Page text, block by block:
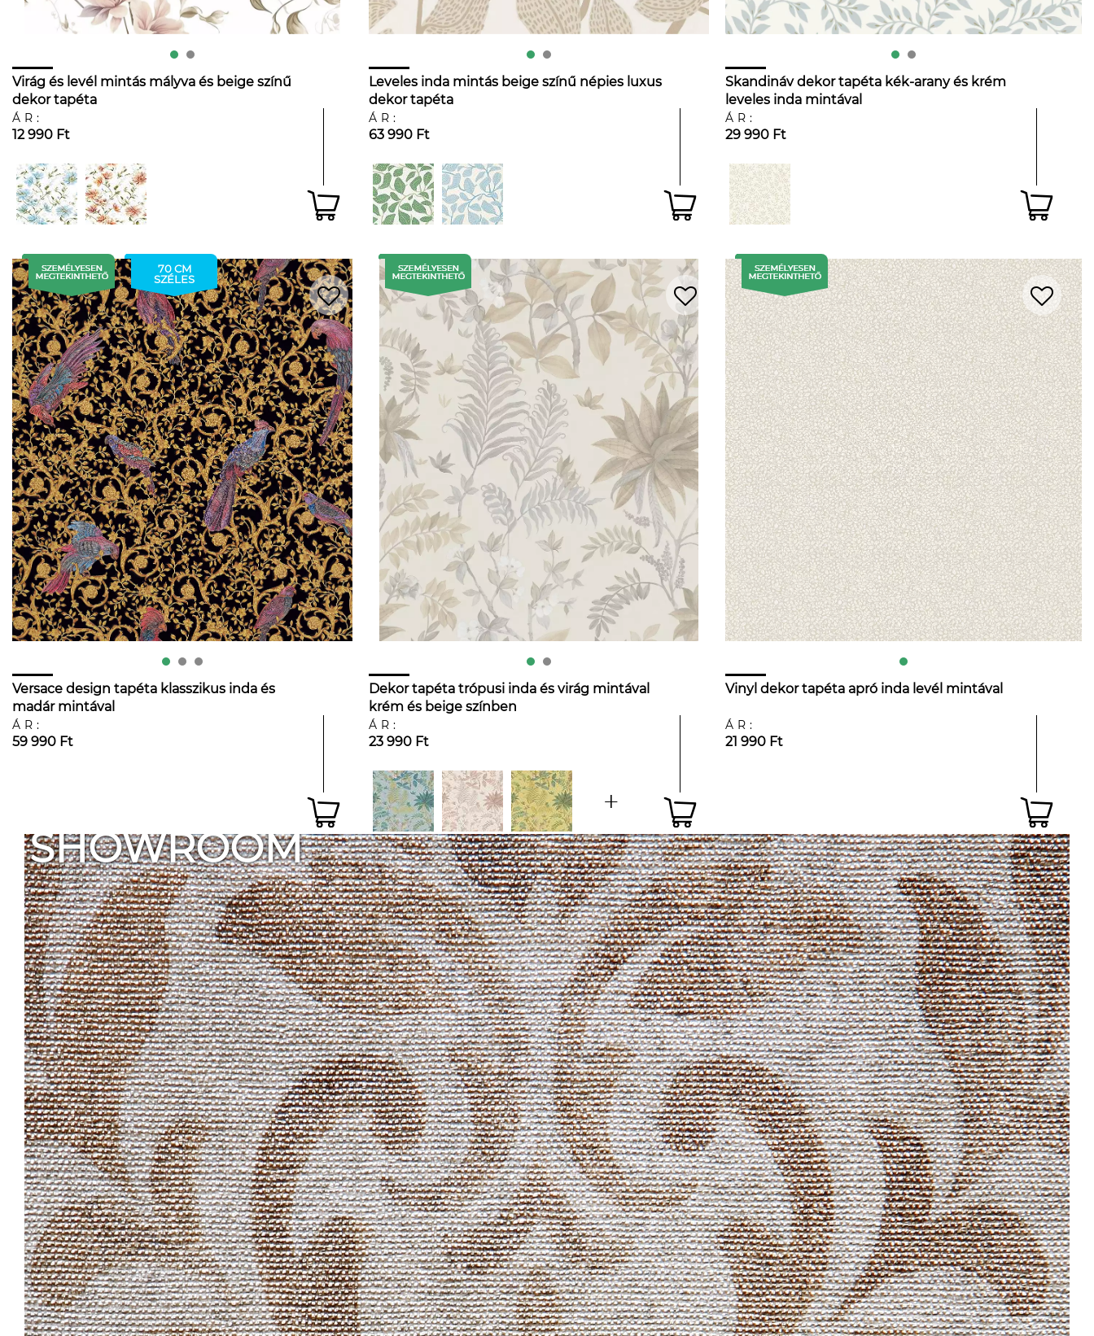
Virág és levél mintás mályva és beige színű
dekor tapéta
ÁR:
12 990 Ft
Leveles inda mintás beige színű népies luxus
dekor tapéta
ÁR:
63 990 Ft
Skandináv dekor tapéta kék-arany és krém
leveles inda mintával
ÁR:
29 990 Ft
70 CM
SZÉLES
Versace design tapéta klasszikus inda és
madár mintával
ÁR:
59 990 Ft
Dekor tapéta trópusi inda és virág mintával
krém és beige színben
ÁR:
23 990 Ft
Vinyl dekor tapéta apró inda levél mintával
ÁR:
21 990 Ft
SHOWROOM